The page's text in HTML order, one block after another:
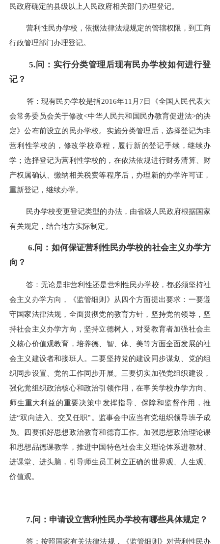
民政府确定的县级以上人民政府相关部门办理登记。
营利性民办学校，依据法律法规规定的管辖权限，到工商
行政管理部门办理登记。
5.问：实行分类管理后现有民办学校如何进行登
记？
答：现有民办学校是指2016年11月7日《全国人民代表大
会常务委员会关于修改<中华人民共和国民办教育促进法>的决
定》公布前设立的民办学校。实施分类管理后，选择登记为非
营利性学校的，修改学校章程，履行新的登记手续，继续办
学；选择登记为营利性学校的，在依法依规进行财务清算、财
产权属确认、缴纳相关税费等程序后，办理新的办学许可证，
重新登记，继续办学。
民办学校变更登记类型的办法，由省级人民政府根据国家
有关规定，结合地方实际制定。
6.问：如何保证营利性民办学校的社会主义办学方
向？
答：无论是非营利性还是营利性民办学校，都必须坚持社
会主义办学方向，《监管细则》从四个方面提出要求：一要遵
守国家法律法规，全面贯彻党的教育方针，坚持党的领导，坚
持社会主义办学方向，坚持立德树人，对受教育者加强社会主
义核心价值观教育，培养德、智、体、美等方面全面发展的社
会主义建设者和接班人。二要坚持党的建设同步谋划、党的组
织同步设置、党的工作同步开展。三要切实加强党组织建设，
强化党组织政治核心和政治引领作用，在事关学校办学方向、
师生重大利益的重要决策中发挥指导、保障和监督作用，推
进“双向进入、交叉任职”。监事会中应当有党组织领导班子成
员。四要抓好思想政治教育和德育工作。加强思想政治理论课
和思想品德课教学，推进中国特色社会主义理论体系进教材、
进课堂、进头脑，引导师生员工树立正确的世界观、人生观、
价值观。
7.问：申请设立营利性民办学校有哪些具体规定？
答：按照国家有关法律法规，《监管细则》对营利性民办